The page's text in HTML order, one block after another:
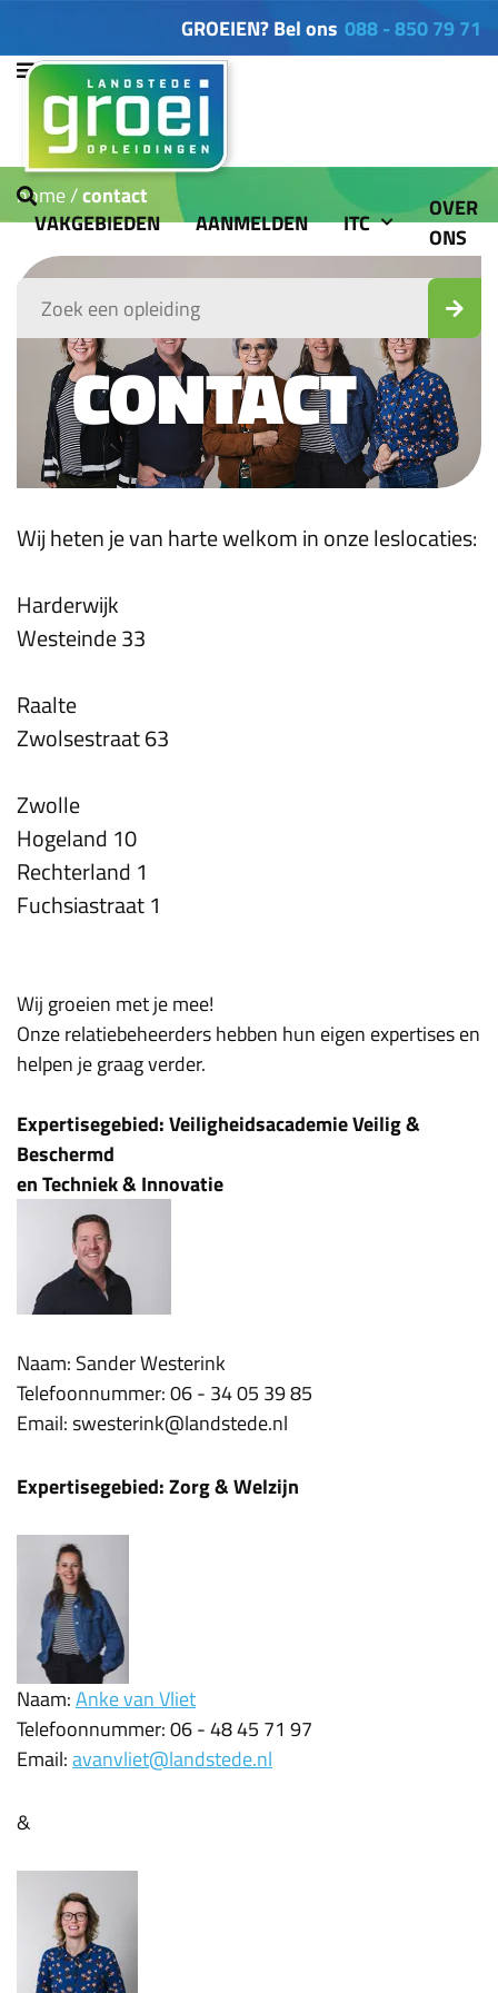
GROEIEN? Bel ons 088 - 850 79 71
VAKGEBIEDEN AANMELDEN ITC
OVER
ONS
home contact
CONTACT
Wij heten je van harte welkom in onze leslocaties:
Harderwijk
Westeinde 33
Raalte
Zwolsestraat 63
Zwolle
Hogeland 10
Rechterland 1
Fuchsiastraat 1
Wij groeien met je mee!
Onze relatiebeheerders hebben hun eigen expertises en
helpen je graag verder.
Expertisegebied: Veiligheidsacademie Veilig &
Beschermd
en Techniek & Innovatie
Naam: Sander Westerink
Telefoonnummer: 06 - 34 05 39 85
Email: swesterink@landstede.nl
Expertisegebied: Zorg & Welzijn
Naam:Anke van Vliet
Telefoonnummer: 06 - 48 45 71 97
Email:avanvliet@landstede.nl
&